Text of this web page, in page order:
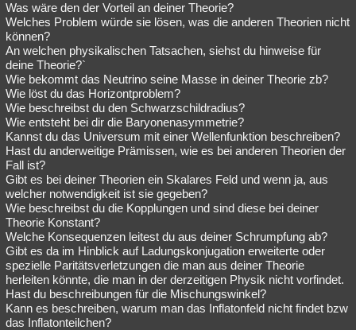
Was wäre den der Vorteil an deiner Theorie?
Welches Problem würde sie lösen, was die anderen Theorien nicht
können?
An welchen physikalischen Tatsachen, siehst du hinweise für
deine Theorie?`
Wie bekommt das Neutrino seine Masse in deiner Theorie zb?
Wie löst du das Horizontproblem?
Wie beschreibst du den Schwarzschildradius?
Wie entsteht bei dir die Baryonenasymmetrie?
Kannst du das Universum mit einer Wellenfunktion beschreiben?
Hast du anderweitige Prämissen, wie es bei anderen Theorien der
Fall ist?
Gibt es bei deiner Theorien ein Skalares Feld und wenn ja, aus
welcher notwendigkeit ist sie gegeben?
Wie beschreibst du die Kopplungen und sind diese bei deiner
Theorie Konstant?
Welche Konsequenzen leitest du aus deiner Schrumpfung ab?
Gibt es da im Hinblick auf Ladungskonjugation erweiterte oder
spezielle Paritätsverletzungen die man aus deiner Theorie
herleiten könnte, die man in der derzeitigen Physik nicht vorfindet.
Hast du beschreibungen für die Mischungswinkel?
Kann es beschreiben, warum man das Inflatonfeld nicht findet bzw
das Inflatonteilchen?